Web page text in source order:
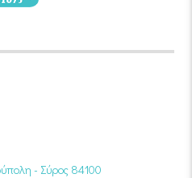
- Σύρος 84100